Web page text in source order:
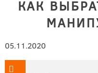
КАК
05.11.2020